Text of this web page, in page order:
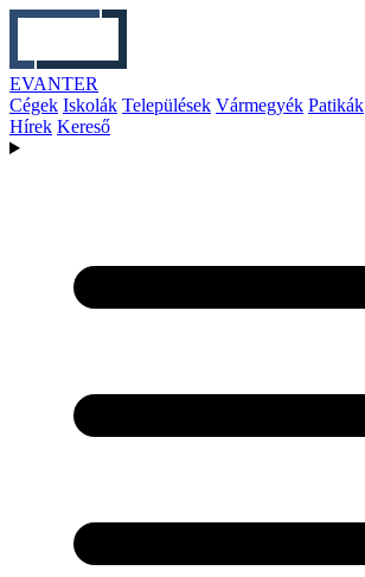
EVANTER
Cégek Iskolák Települések Vármegyék Patikák
Hírek Kereső